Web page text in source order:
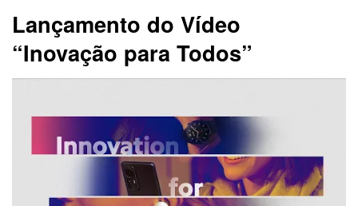
Lançamento do Vídeo
“Inovação para Todos”